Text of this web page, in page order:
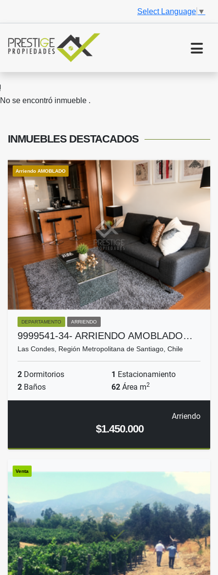
Select Language ▼
No se encontró inmueble .
INMUEBLES DESTACADOS
Arriendo AMOBLADO
DEPARTAMENTO ARRIENDO
9999541-34- ARRIENDO AMOBLADO…
Las Condes, Región Metropolitana de Santiago, Chile
2 Dormitorios 1 Estacionamiento
2 Baños 62 Área m2
Arriendo
$1.450.000
Venta